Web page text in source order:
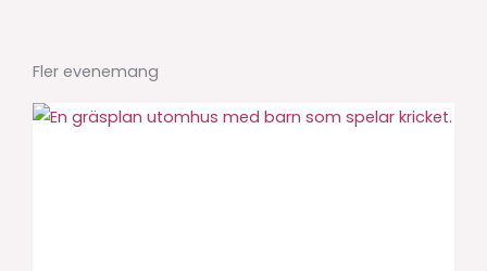
Fler evenemang